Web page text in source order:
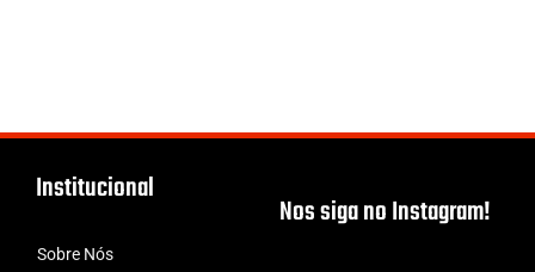
Institucional
Sobre Nós
Nos siga no Instagram!